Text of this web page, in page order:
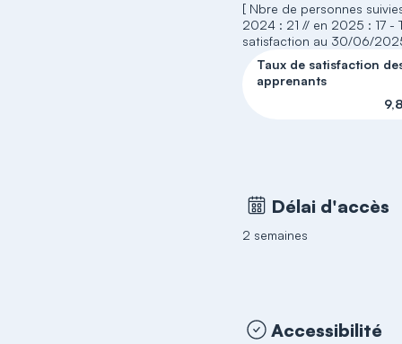
[ Nbre de personnes
2024 : 21 // en 2025 : 17 -
satisfaction au 30/06/
Taux de satisfaction
apprenants
Délai d'accès
2 semaines
Accessibilité